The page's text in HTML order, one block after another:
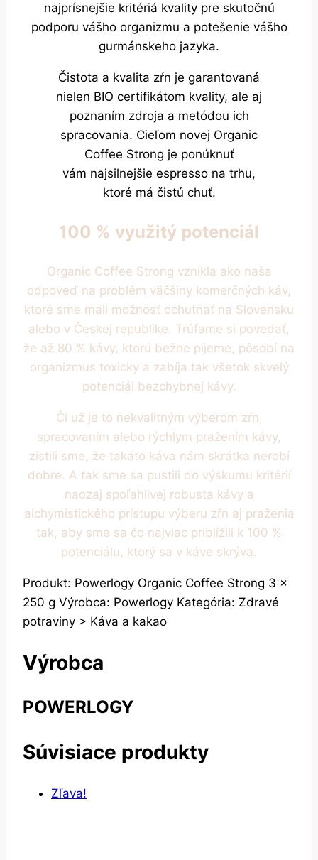
najprísnejšie kritériá kvality pre skutočnú
podporu vášho organizmu a potešenie vášho
gurmánskeho jazyka.
Čistota a kvalita zŕn je garantovaná
nielen BIO certifikátom kvality, ale aj
poznaním zdroja a metódou ich
spracovania. Cieľom novej Organic
Coffee Strong je ponúknuť
vám najsilnejšie espresso na trhu,
ktoré má čistú chuť.
100 % využitý potenciál
Organic Coffee Strong vznikla ako naša
odpoveď na problém väčšiny komerčných káv,
ktoré sme mali možnosť ochutnať na Slovensku
alebo v Českej republike. Trúfame si povedať,
že až 80 % kávy, ktorú bežne pijeme, pôsobí na
organizmus toxicky a zabíja tak všetok skvelý
potenciál bezchybnej kávy.
Či už je to nekvalitným výberom zŕn,
spracovaním alebo rýchlym pražením kávy,
zistili sme, že takáto káva nám skrátka nerobí
dobre. A tak sme sa pustili do výskumu kritérií
naozaj spoľahlivej robusta kávy a
alchymistického prístupu výberu zŕn aj praženia
tak, aby sme sa čo najviac priblížili k 100 %
potenciálu, ktorý sa v káve skrýva.
Produkt: Powerlogy Organic Coffee Strong 3 x
250 g Výrobca: Powerlogy Kategória: Zdravé
potraviny > Káva a kakao
Výrobca
POWERLOGY
Súvisiace produkty
Zľava!